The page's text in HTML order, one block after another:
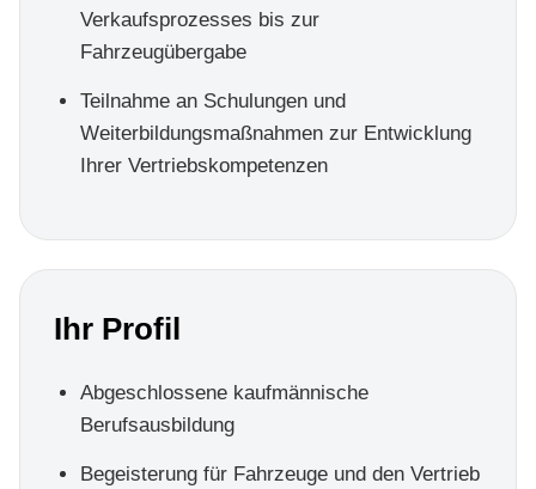
Verkaufsprozesses bis zur
Fahrzeugübergabe
Teilnahme an Schulungen und
Weiterbildungsmaßnahmen zur Entwicklung
Ihrer Vertriebskompetenzen
Ihr Profil
Abgeschlossene kaufmännische
Berufsausbildung
Begeisterung für Fahrzeuge und den Vertrieb